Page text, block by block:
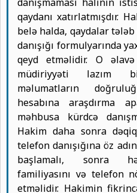
qaydanı xatırlatmışdır.
belə halda, qaydalar
danışığı formulyarında
qeyd etməlidir. O
müdiriyyəti lazım
məlumatların
hesabına araşdırma
məhbusa kürdcə
Hakim daha sonra
telefon danışığına öz
başlamalı, sonra
familiyasını və telefon
etməlidir. Hakimin